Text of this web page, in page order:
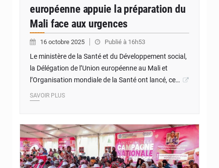
européenne appuie la préparation du
Mali face aux urgences
16 octobre 2025 Publié à 16h53
Le ministère de la Santé et du Développement social,
la Délégation de l’Union européenne au Mali et
l’Organisation mondiale de la Santé ont lancé, ce…
SAVOIR PLUS